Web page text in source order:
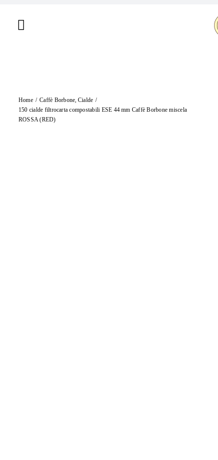
contenutoToggle
Shop
Home Caffè Borbone Cialde
150 cialde filtrocarta compostabili ESE 44 mm Caffè Borbone miscela
ROSSA (RED)